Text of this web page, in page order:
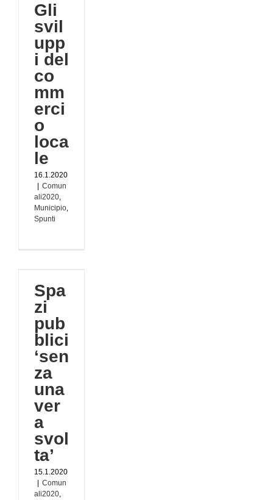
Gli
svil
upp
i del
co
mm
erci
o
loca
le
16.1.2020
Comun
ali2020,
Municipio,
Spunti
Spa
zi
pub
blici
‘sen
za
una
ver
a
svol
ta’
15.1.2020
Comun
ali2020,